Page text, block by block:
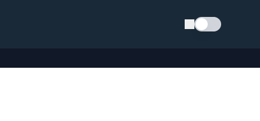
Schimba tema